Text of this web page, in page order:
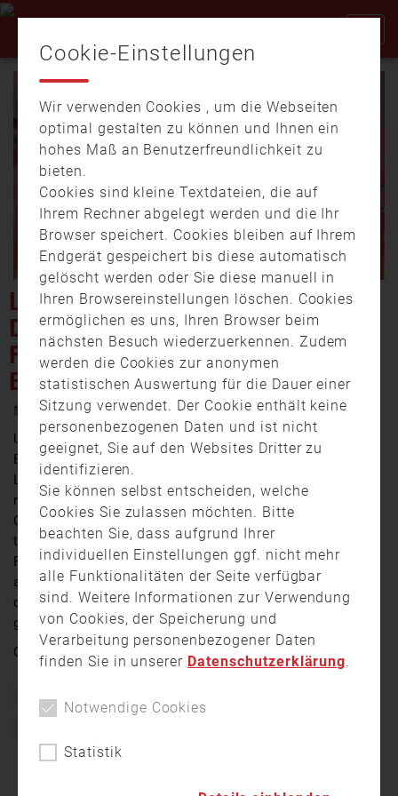
Video
LANDKREIS NEUSTADT AN
DER AISCH:
FEUERWEHRÜBUNG IM
BRANDCONTAINER
24. Mai 2019 19:03
Unter besonders realistischen Bedingungen für den
Brandeinsatz trainieren – das war in dieser Woche im
Landkreis Neustadt an der Aisch / Bad Windsheim
möglich. Dort machte ein mobiler Brand-Übungs-
Container Station, in dem die für einen Zimmerbrand
typische Hitze- und Rauchentwicklung simuliert wird.
Rund 60 Einsatzkräfte von 25 Freiwilligen Feuerwehren
aus dem Landkreis konnten die heiße Ausbildung
durchlaufen. Der Container ist flächendeckend im
ganzen Freistaat unterwegs.
Quelle:Franken Fernsehen
Bayern
Cookie-Einstellungen
Wir verwenden Cookies , um die Webseiten
optimal gestalten zu können und Ihnen ein
hohes Maß an Benutzerfreundlichkeit zu
bieten.
Cookies sind kleine Textdateien, die auf
Ihrem Rechner abgelegt werden und die Ihr
Browser speichert. Cookies bleiben auf Ihrem
Endgerät gespeichert bis diese automatisch
gelöscht werden oder Sie diese manuell in
Ihren Browsereinstellungen löschen. Cookies
ermöglichen es uns, Ihren Browser beim
nächsten Besuch wiederzuerkennen. Zudem
werden die Cookies zur anonymen
statistischen Auswertung für die Dauer einer
Sitzung verwendet. Der Cookie enthält keine
personenbezogenen Daten und ist nicht
geeignet, Sie auf den Websites Dritter zu
identifizieren.
Sie können selbst entscheiden, welche
Cookies Sie zulassen möchten. Bitte
beachten Sie, dass aufgrund Ihrer
individuellen Einstellungen ggf. nicht mehr
alle Funktionalitäten der Seite verfügbar
sind. Weitere Informationen zur Verwendung
von Cookies, der Speicherung und
Verarbeitung personenbezogener Daten
finden Sie in unserer Datenschutzerklärung.
Notwendige Cookies
Statistik